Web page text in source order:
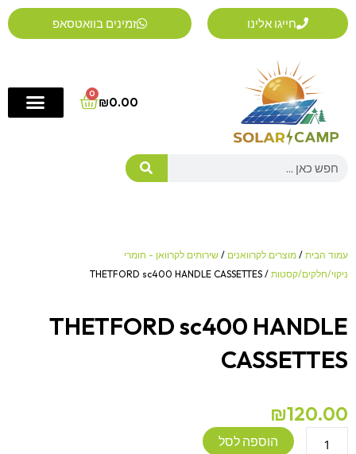
דילוג
לתוכן
חייגו אלינו זמינים בוואטסאפ
₪0.00
0
Cart
Search
עמוד הבית / מוצרים לקרוואנים / שירותים לקרוואן - חומרי
ניקוי/חלקים/קסטות / THETFORD sc400 HANDLE CASSETTES
THETFORD sc400 HANDLE
CASSETTES
₪120.00
הוספה לסל